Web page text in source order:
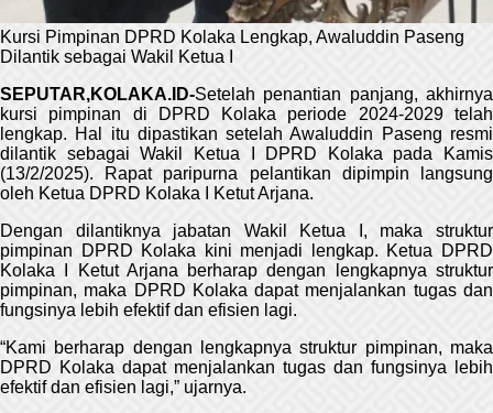
Kursi Pimpinan DPRD Kolaka Lengkap, Awaluddin Paseng
Dilantik sebagai Wakil Ketua I
SEPUTAR,KOLAKA.ID-Setelah penantian panjang, akhirnya
kursi pimpinan di DPRD Kolaka periode 2024-2029 telah
lengkap. Hal itu dipastikan setelah Awaluddin Paseng resmi
dilantik sebagai Wakil Ketua I DPRD Kolaka pada Kamis
(13/2/2025). Rapat paripurna pelantikan dipimpin langsung
oleh Ketua DPRD Kolaka I Ketut Arjana.
Dengan dilantiknya jabatan Wakil Ketua I, maka struktur
pimpinan DPRD Kolaka kini menjadi lengkap. Ketua DPRD
Kolaka I Ketut Arjana berharap dengan lengkapnya struktur
pimpinan, maka DPRD Kolaka dapat menjalankan tugas dan
fungsinya lebih efektif dan efisien lagi.
“Kami berharap dengan lengkapnya struktur pimpinan, maka
DPRD Kolaka dapat menjalankan tugas dan fungsinya lebih
efektif dan efisien lagi,” ujarnya.